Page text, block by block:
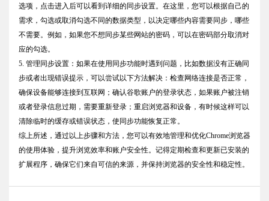
选项，点击进入后可以看到详细的同步设置。在这里，您可以根据自己的
需求，勾选或取消勾选不同的数据类型，以决定哪些内容需要同步，哪些
不需要。例如，如果您不想同步某些网站的密码，可以在密码部分取消对
应的勾选。
5. 管理同步设置：如果在使用同步功能时遇到问题，比如数据没有正确同
步或者出现错误提示，可以尝试以下方法解决：检查网络连接是否正常，
确保设备能够连接到互联网；确认谷歌账户的登录状态，如果账户被注销
或者登录信息过期，需要重新登录；重启浏览器和设备，有时候这样可以
清除临时的缓存或错误状态，使同步功能恢复正常。
综上所述，通过以上步骤和方法，您可以有效地管理和优化Chrome浏览器
的使用体验，提升浏览效率和账户安全性。记得定期检查和更新已安装的
扩展程序，确保它们来自可信的来源，并保持浏览器的安全性和稳定性。